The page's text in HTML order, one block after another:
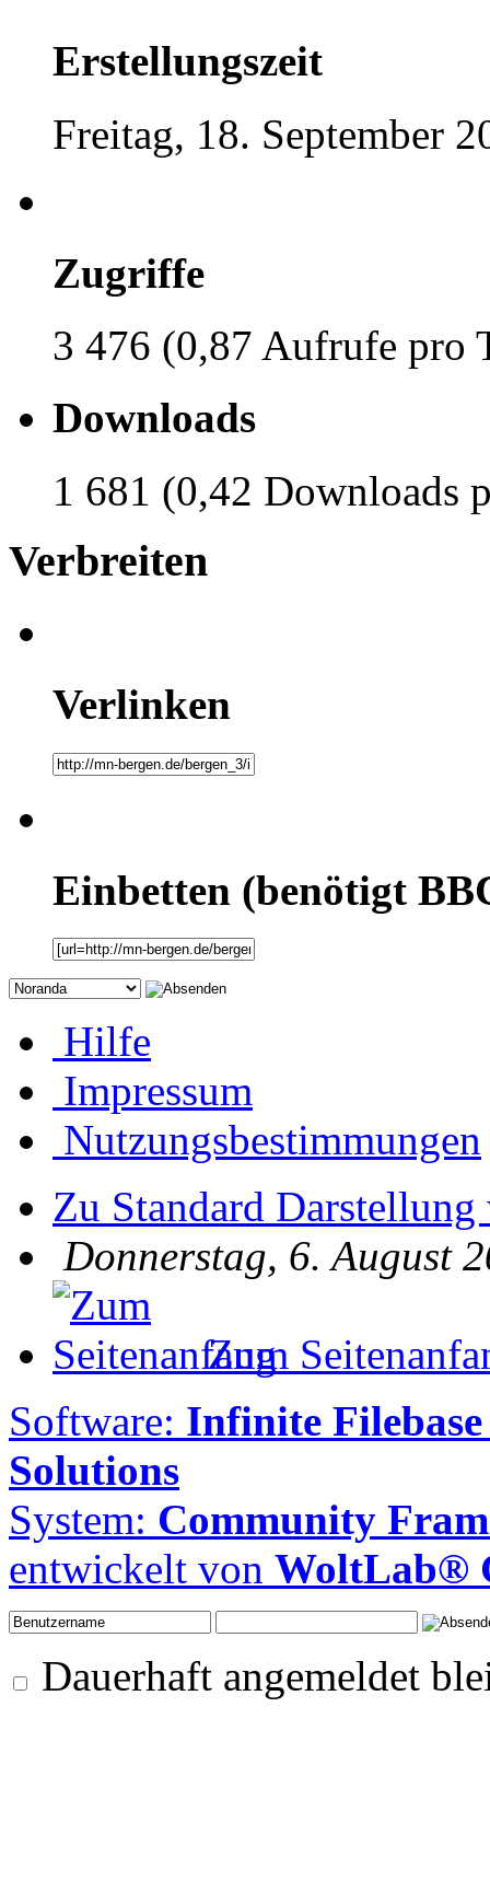
Erstellungszeit
Freitag, 18. September
Zugriffe
3 476 (0,87 Aufrufe pro
Downloads
1 681 (0,42 Downloads
Verbreiten
Verlinken
Einbetten (benötigt
Hilfe
Impressum
Nutzungsbestimmungen
Zu Standard Darstellung
Donnerstag, 6. August
Zum
Software: Infinite Filebase
Solutions
System: Community
entwickelt von WoltLab®
Dauerhaft angemeldet